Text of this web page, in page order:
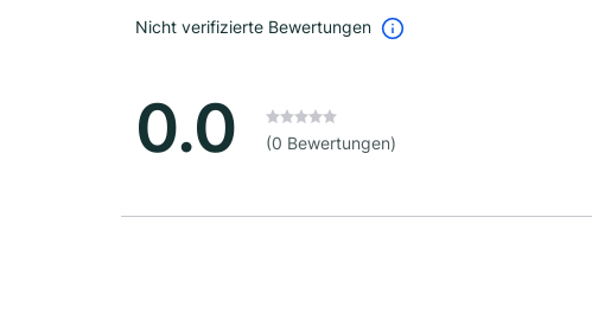
Nicht verifizierte Bewertungen
0.0 (0 Bewertungen)